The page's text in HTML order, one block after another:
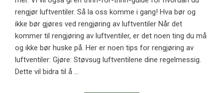
rengjør luftventiler. Så la oss komme i gang! Hva bør og
ikke bør gjøres ved rengjøring av luftventiler Når det
kommer til rengjøring av luftventiler, er det noen ting du må
og ikke bør huske på. Her er noen tips for rengjøring av
luftventiler: Gjøre: Støvsug luftventilene dine regelmessig.
Dette vil bidra til å ...